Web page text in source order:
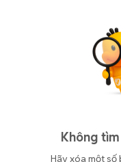
Không
Hãy xóa một số